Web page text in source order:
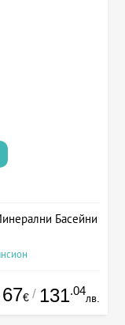
Басейни
67€ / 131.04
лв.